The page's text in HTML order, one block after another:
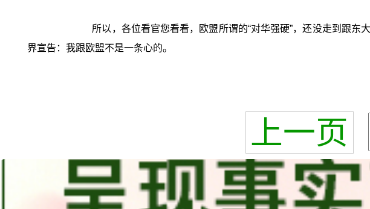
所以，各位看官您看看，欧盟所谓的“对华强硬”，还没走到跟
界宣告：我跟欧盟不是一条心的。
上一页